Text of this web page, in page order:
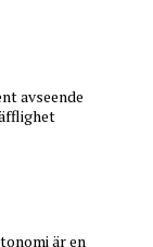
avseende
är en